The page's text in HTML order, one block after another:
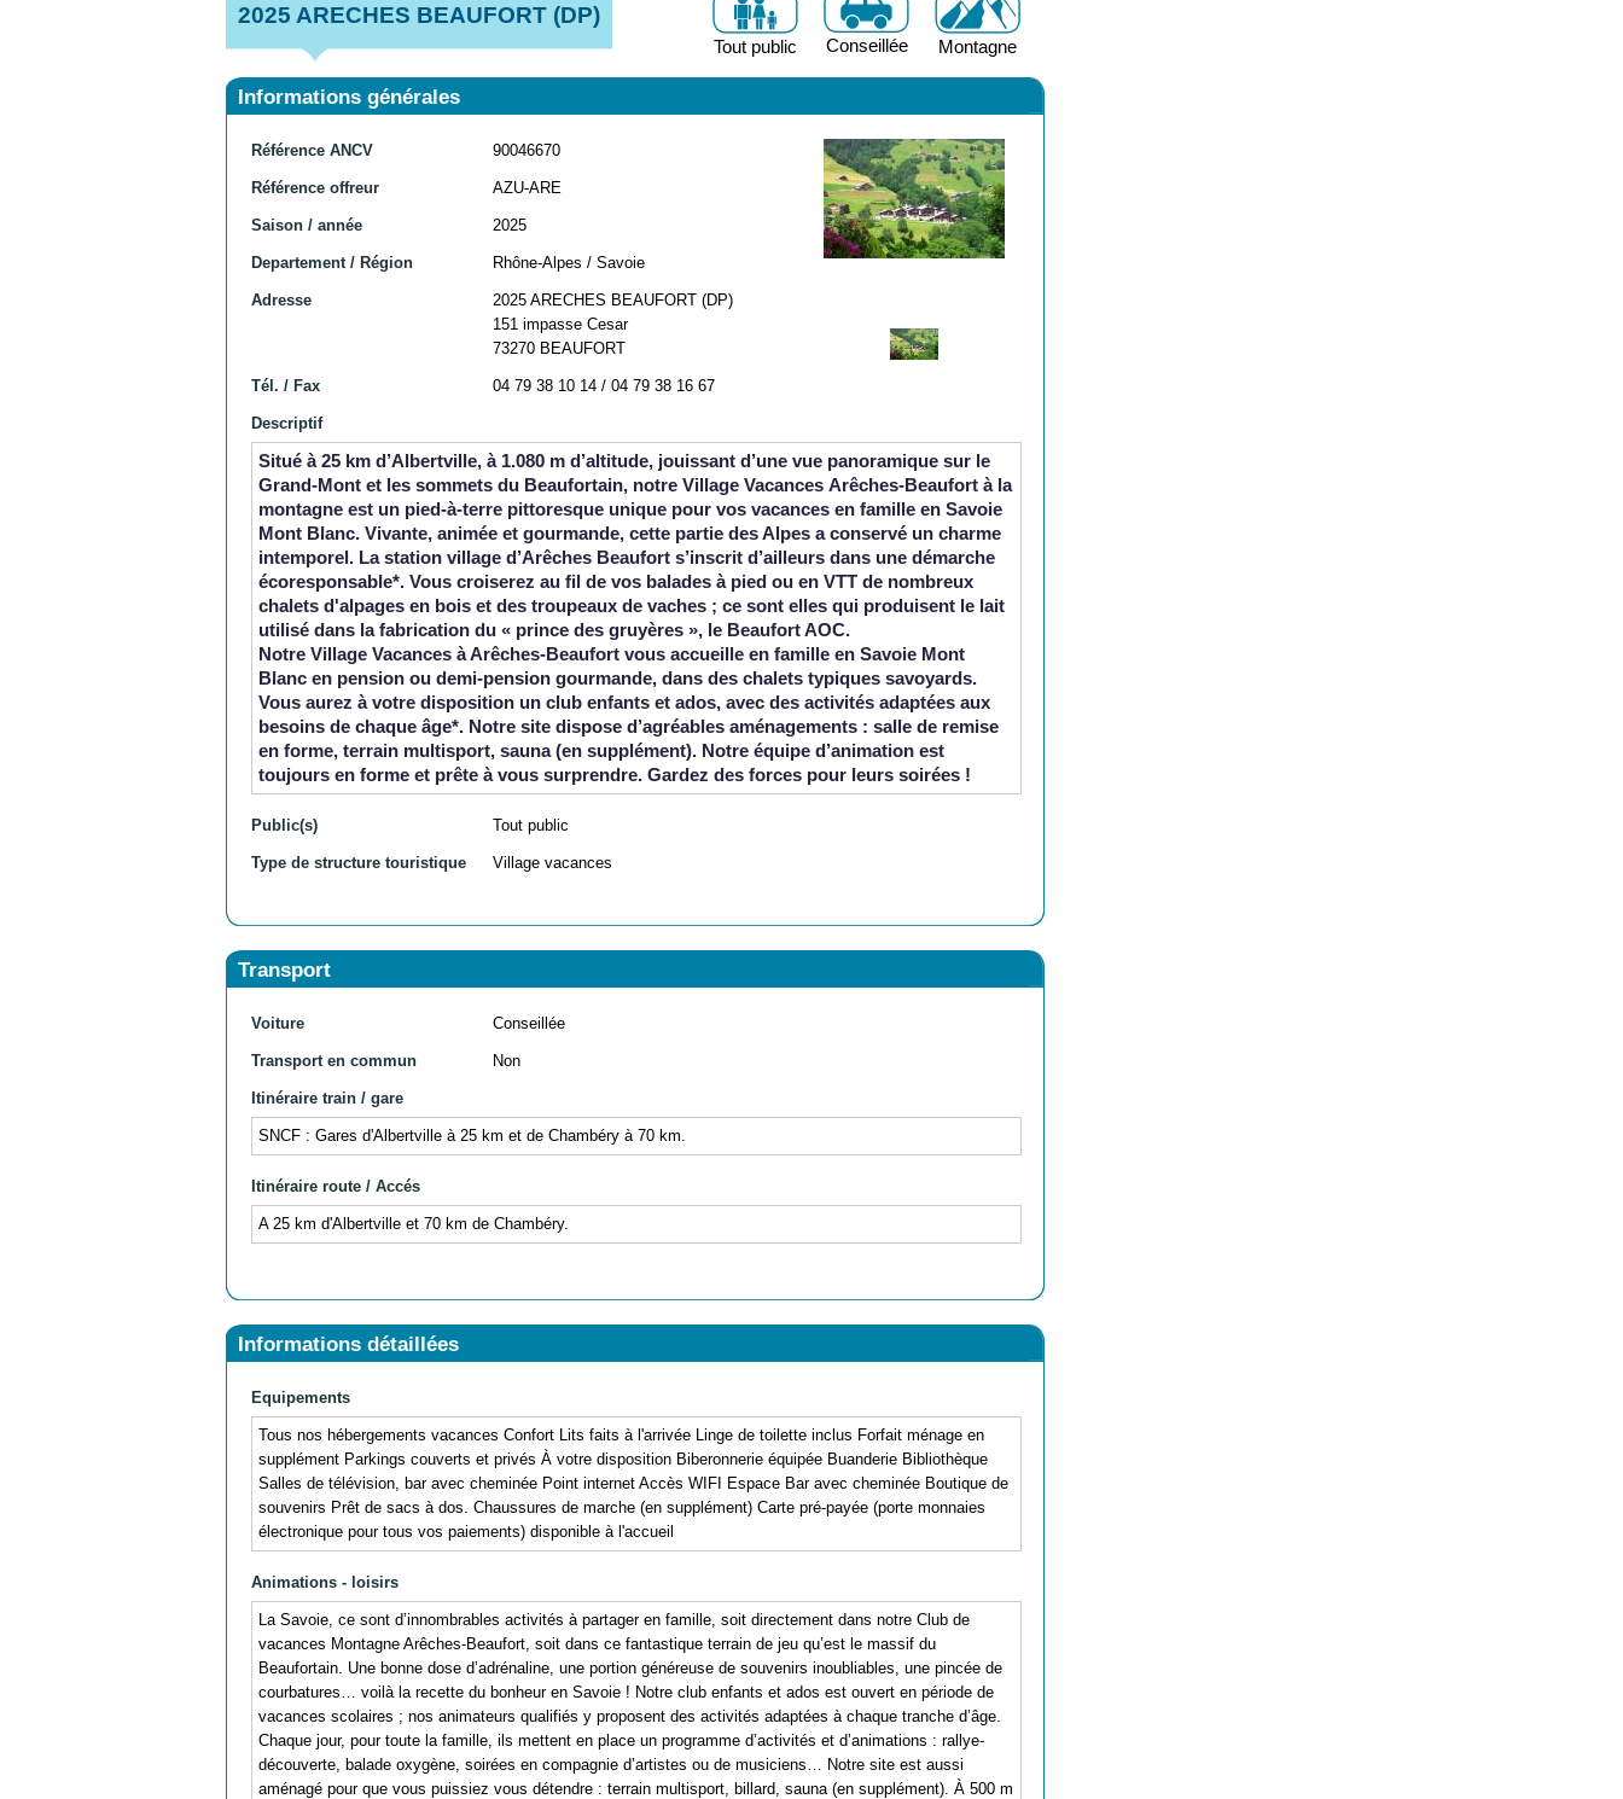
2025 ARECHES BEAUFORT (DP)
Montagne
Conseillée
Tout public
Informations générales
Référence ANCV 90046670
Référence offreur AZU-ARE
Saison / année 2025
Departement / Région Rhône-Alpes / Savoie
Adresse
2025 ARECHES BEAUFORT (DP)
151 impasse Cesar
73270 BEAUFORT
Tél. / Fax 04 79 38 10 14 / 04 79 38 16 67
Descriptif
Situé à 25 km d’Albertville, à 1.080 m d’altitude, jouissant d’une vue panoramique sur le
Grand-Mont et les sommets du Beaufortain, notre Village Vacances Arêches-Beaufort à la
montagne est un pied-à-terre pittoresque unique pour vos vacances en famille en Savoie
Mont Blanc. Vivante, animée et gourmande, cette partie des Alpes a conservé un charme
intemporel. La station village d’Arêches Beaufort s’inscrit d’ailleurs dans une démarche
écoresponsable*. Vous croiserez au fil de vos balades à pied ou en VTT de nombreux
chalets d'alpages en bois et des troupeaux de vaches ; ce sont elles qui produisent le lait
utilisé dans la fabrication du « prince des gruyères », le Beaufort AOC.
Notre Village Vacances à Arêches-Beaufort vous accueille en famille en Savoie Mont
Blanc en pension ou demi-pension gourmande, dans des chalets typiques savoyards.
Vous aurez à votre disposition un club enfants et ados, avec des activités adaptées aux
besoins de chaque âge*. Notre site dispose d’agréables aménagements : salle de remise
en forme, terrain multisport, sauna (en supplément). Notre équipe d’animation est
toujours en forme et prête à vous surprendre. Gardez des forces pour leurs soirées !
Public(s) Tout public
Type de structure touristique Village vacances
Transport
Voiture Conseillée
Transport en commun Non
Itinéraire train / gare
SNCF : Gares d'Albertville à 25 km et de Chambéry à 70 km.
Itinéraire route / Accés
A 25 km d'Albertville et 70 km de Chambéry.
Informations détaillées
Equipements
Tous nos hébergements vacances Confort Lits faits à l'arrivée Linge de toilette inclus Forfait ménage en
supplément Parkings couverts et privés À votre disposition Biberonnerie équipée Buanderie Bibliothèque
Salles de télévision, bar avec cheminée Point internet Accès WIFI Espace Bar avec cheminée Boutique de
souvenirs Prêt de sacs à dos. Chaussures de marche (en supplément) Carte pré-payée (porte monnaies
électronique pour tous vos paiements) disponible à l'accueil
Animations - loisirs
La Savoie, ce sont d’innombrables activités à partager en famille, soit directement dans notre Club de
vacances Montagne Arêches-Beaufort, soit dans ce fantastique terrain de jeu qu’est le massif du
Beaufortain. Une bonne dose d’adrénaline, une portion généreuse de souvenirs inoubliables, une pincée de
courbatures… voilà la recette du bonheur en Savoie ! Notre club enfants et ados est ouvert en période de
vacances scolaires ; nos animateurs qualifiés y proposent des activités adaptées à chaque tranche d’âge.
Chaque jour, pour toute la famille, ils mettent en place un programme d’activités et d’animations : rallye-
découverte, balade oxygène, soirées en compagnie d’artistes ou de musiciens… Notre site est aussi
aménagé pour que vous puissiez vous détendre : terrain multisport, billard, sauna (en supplément). À 500 m